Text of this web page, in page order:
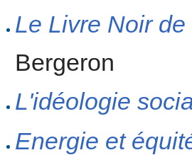
Le Livre Noir de
Bergeron
L'idéologie
Energie et